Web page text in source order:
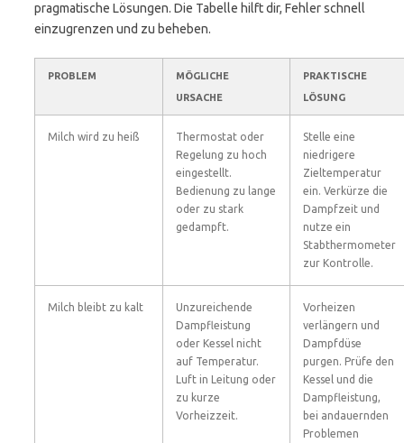
pragmatische Lösungen. Die Tabelle hilft dir, Fehler schnell
einzugrenzen und zu beheben.
PROBLEM
MÖGLICHE
URSACHE
PRAKTISCHE
LÖSUNG
Milch wird zu heiß
Thermostat oder
Regelung zu hoch
eingestellt.
Bedienung zu lange
oder zu stark
gedampft.
Stelle eine
niedrigere
Zieltemperatur
ein. Verkürze die
Dampfzeit und
nutze ein
Stabthermometer
zur Kontrolle.
Milch bleibt zu kalt
Unzureichende
Dampfleistung
oder Kessel nicht
auf Temperatur.
Luft in Leitung oder
zu kurze
Vorheizzeit.
Vorheizen
verlängern und
Dampfdüse
purgen. Prüfe den
Kessel und die
Dampfleistung,
bei andauernden
Problemen